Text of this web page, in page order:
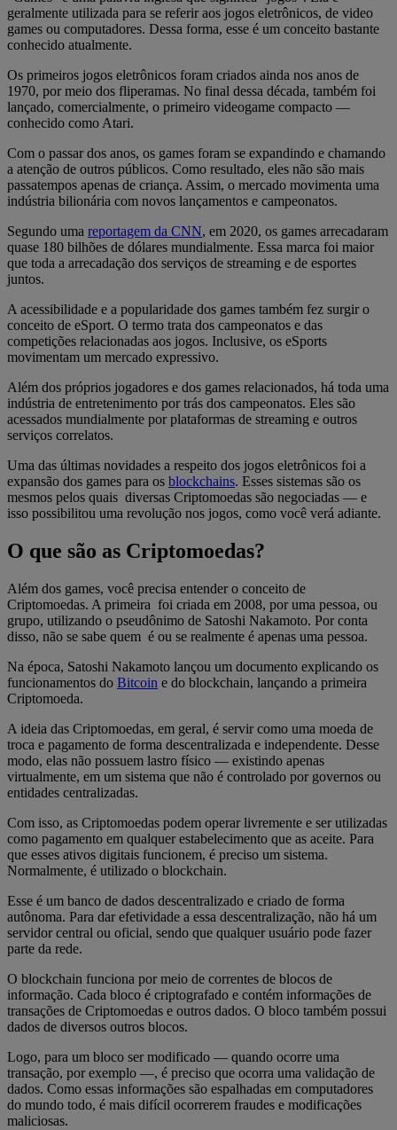
geralmente utilizada para se referir aos jogos eletrônicos, de video
games ou computadores. Dessa forma, esse é um conceito bastante
conhecido atualmente.
Os primeiros jogos eletrônicos foram criados ainda nos anos de
1970, por meio dos fliperamas. No final dessa década, também foi
lançado, comercialmente, o primeiro videogame compacto —
conhecido como Atari.
Com o passar dos anos, os games foram se expandindo e chamando
a atenção de outros públicos. Como resultado, eles não são mais
passatempos apenas de criança. Assim, o mercado movimenta uma
indústria bilionária com novos lançamentos e campeonatos.
Segundo uma reportagem da CNN, em 2020, os games arrecadaram
quase 180 bilhões de dólares mundialmente. Essa marca foi maior
que toda a arrecadação dos serviços de streaming e de esportes
juntos.
A acessibilidade e a popularidade dos games também fez surgir o
conceito de eSport. O termo trata dos campeonatos e das
competições relacionadas aos jogos. Inclusive, os eSports
movimentam um mercado expressivo.
Além dos próprios jogadores e dos games relacionados, há toda uma
indústria de entretenimento por trás dos campeonatos. Eles são
acessados mundialmente por plataformas de streaming e outros
serviços correlatos.
Uma das últimas novidades a respeito dos jogos eletrônicos foi a
expansão dos games para os blockchains. Esses sistemas são os
mesmos pelos quais diversas Criptomoedas são negociadas — e
isso possibilitou uma revolução nos jogos, como você verá adiante.
O que são as Criptomoedas?
Além dos games, você precisa entender o conceito de
Criptomoedas. A primeira foi criada em 2008, por uma pessoa, ou
grupo, utilizando o pseudônimo de Satoshi Nakamoto. Por conta
disso, não se sabe quem é ou se realmente é apenas uma pessoa.
Na época, Satoshi Nakamoto lançou um documento explicando os
funcionamentos do Bitcoin e do blockchain, lançando a primeira
Criptomoeda.
A ideia das Criptomoedas, em geral, é servir como uma moeda de
troca e pagamento de forma descentralizada e independente. Desse
modo, elas não possuem lastro físico — existindo apenas
virtualmente, em um sistema que não é controlado por governos ou
entidades centralizadas.
Com isso, as Criptomoedas podem operar livremente e ser utilizadas
como pagamento em qualquer estabelecimento que as aceite. Para
que esses ativos digitais funcionem, é preciso um sistema.
Normalmente, é utilizado o blockchain.
Esse é um banco de dados descentralizado e criado de forma
autônoma. Para dar efetividade a essa descentralização, não há um
servidor central ou oficial, sendo que qualquer usuário pode fazer
parte da rede.
O blockchain funciona por meio de correntes de blocos de
informação. Cada bloco é criptografado e contém informações de
transações de Criptomoedas e outros dados. O bloco também possui
dados de diversos outros blocos.
Logo, para um bloco ser modificado — quando ocorre uma
transação, por exemplo —, é preciso que ocorra uma validação de
dados. Como essas informações são espalhadas em computadores
do mundo todo, é mais difícil ocorrerem fraudes e modificações
maliciosas.